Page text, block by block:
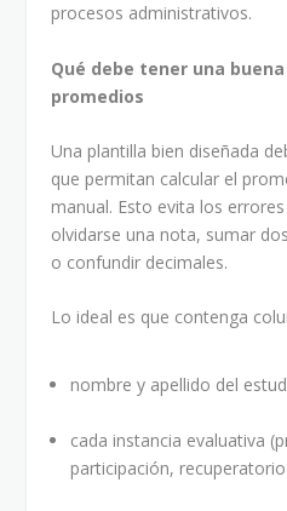
procesos administrativos.
Qué debe tener una
promedios
Una plantilla bien diseñada
que permitan calcular el
manual. Esto evita los
olvidarse una nota, sumar
o confundir decimales.
Lo ideal es que contenga
nombre y apellido del
cada instancia evaluativa
participación,